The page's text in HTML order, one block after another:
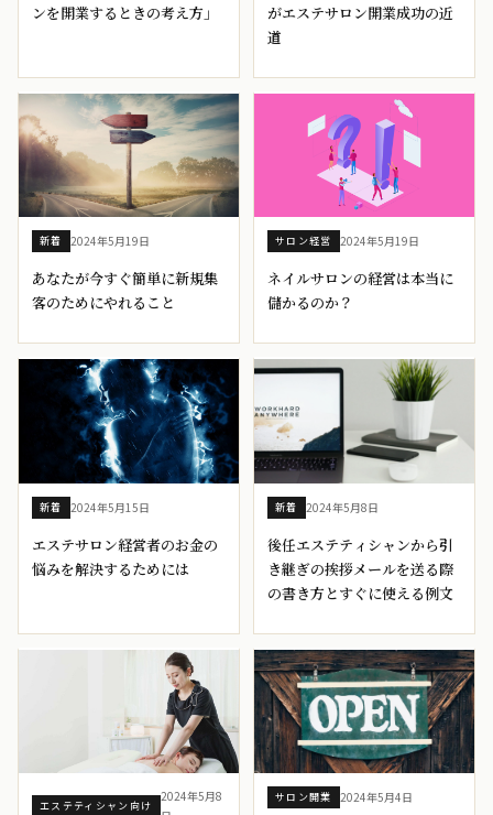
ンを開業するときの考え方」
がエステサロン開業成功の近
道
新着 2024年5月19日
あなたが今すぐ簡単に新規集
客のためにやれること
サロン経営 2024年5月19日
ネイルサロンの経営は本当に
儲かるのか？
新着 2024年5月15日
エステサロン経営者のお金の
悩みを解決するためには
新着 2024年5月8日
後任エステティシャンから引
き継ぎの挨拶メールを送る際
の書き方とすぐに使える例文
エステティシャン向け
2024年5月8
サロン開業 2024年5月4日